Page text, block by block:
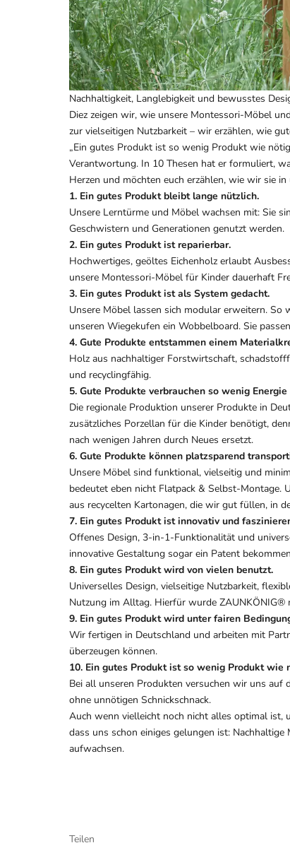
Nachhaltigkeit, Langlebigkeit und bewusstes
Diez zeigen wir, wie unsere Montessori-Möbel
zur vielseitigen Nutzbarkeit – wir erzählen, wie
„Ein gutes Produkt ist so wenig Produkt wie
Verantwortung. In 10 Thesen hat er formuliert,
Herzen und möchten euch erzählen, wie wir sie
1. Ein gutes Produkt bleibt lange nützlich.
Unsere Lerntürme und Möbel wachsen mit: Sie
Geschwistern und Generationen genutzt werden.
2. Ein gutes Produkt ist reparierbar.
Hochwertiges, geöltes Eichenholz erlaubt
unsere Montessori-Möbel für Kinder dauerhaft
3. Ein gutes Produkt ist als System gedacht.
Unsere Möbel lassen sich modular erweitern.
unseren Wiegekufen ein Wobbelboard. Sie
4. Gute Produkte entstammen einem
Holz aus nachhaltiger Forstwirtschaft,
und recyclingfähig.
5. Gute Produkte verbrauchen so wenig
Die regionale Produktion unserer Produkte in
zusätzliches Porzellan für die Kinder benötigt,
nach wenigen Jahren durch Neues ersetzt.
6. Gute Produkte können platzsparend
Unsere Möbel sind funktional, vielseitig und
bedeutet eben nicht Flatpack & Selbst-Montage.
aus recycelten Kartonagen, die wir gut füllen, in
7. Ein gutes Produkt ist innovativ und
Offenes Design, 3-in-1-Funktionalität und
innovative Gestaltung sogar ein Patent
8. Ein gutes Produkt wird von vielen benutzt.
Universelles Design, vielseitige Nutzbarkeit,
Nutzung im Alltag. Hierfür wurde ZAUNKÖNIG®
9. Ein gutes Produkt wird unter fairen
Wir fertigen in Deutschland und arbeiten mit
überzeugen können.
10. Ein gutes Produkt ist so wenig Produkt wie
Bei all unseren Produkten versuchen wir uns auf
ohne unnötigen Schnickschnack.
Auch wenn vielleicht noch nicht alles optimal
dass uns schon einiges gelungen ist:
aufwachsen.
Teilen